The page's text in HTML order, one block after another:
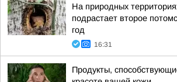
На природных
подрастает второе
год
16:31
Продукты,